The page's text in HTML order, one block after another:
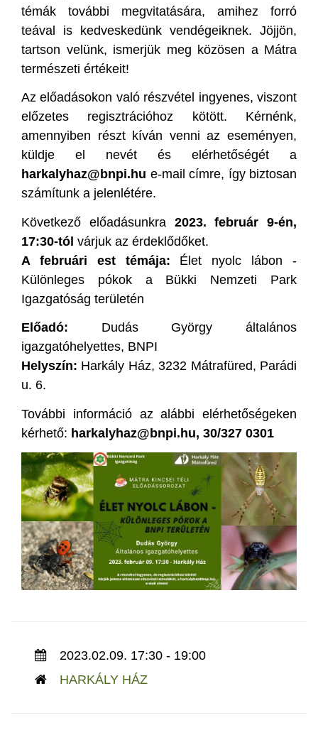
témák további megvitatására, amihez forró
teával is kedveskedünk vendégeiknek. Jöjjön,
tartson velünk, ismerjük meg közösen a Mátra
természeti értékeit!
Az előadásokon való részvétel ingyenes, viszont
előzetes regisztrációhoz kötött. Kérnénk,
amennyiben részt kíván venni az eseményen,
küldje el nevét és elérhetőségét a
harkalyhaz@bnpi.hu e-mail címre, így biztosan
számítunk a jelenlétére.
Következő előadásunkra 2023. február 9-én,
17:30-tól várjuk az érdeklődőket.
A februári est témája: Élet nyolc lábon -
Különleges pókok a Bükki Nemzeti Park
Igazgatóság területén
Előadó: Dudás György általános
igazgatóhelyettes, BNPI
Helyszín: Harkály Ház, 3232 Mátrafüred, Parádi
u. 6.
További információ az alábbi elérhetőségeken
kérhető: harkalyhaz@bnpi.hu, 30/327 0301
2023.02.09. 17:30 - 19:00
HARKÁLY HÁZ